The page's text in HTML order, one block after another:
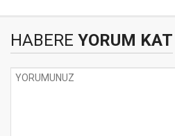
HABERE YORUM KAT